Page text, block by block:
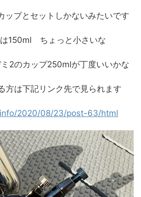
ップとセットしかないみたいです
は150ml ちょっと小さいな
2のカップ250mlが丁度いいかな
方は下記リンク先で見られます
2020/08/23/post-63/html